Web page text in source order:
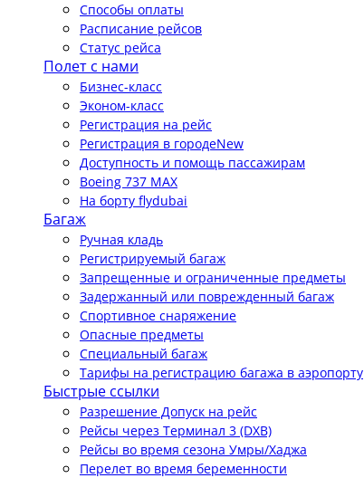
Способы оплаты
Расписание рейсов
Статус рейса
Полет с нами
Бизнес-класс
Эконом-класс
Регистрация на рейс
Регистрация в городеNew
Доступность и помощь пассажирам
Boeing 737 MAX
На борту flydubai
Багаж
Ручная кладь
Регистрируемый багаж
Запрещенные и ограниченные предметы
Задержанный или поврежденный багаж
Спортивное снаряжение
Опасные предметы
Специальный багаж
Тарифы на регистрацию багажа в аэропорту
Быстрые ссылки
Разрешение Допуск на рейс
Рейсы через Терминал 3 (DXB)
Рейсы во время сезона Умры/Хаджа
Перелет во время беременности